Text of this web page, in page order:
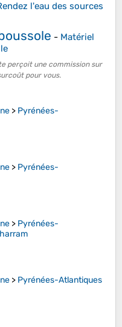
l'eau des sources
- Matériel
perçoit une commission sur
pour vous.
> Pyrénées-
> Pyrénées-
> Pyrénées-
> Pyrénées-Atlantiques